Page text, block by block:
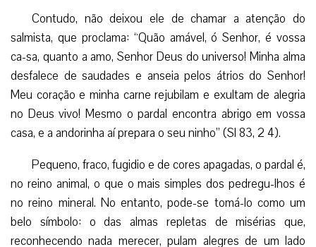
Contudo, não deixou ele de chamar a atenção do
salmista, que proclama: “Quão amável, ó Senhor, é vossa
ca-sa, quanto a amo, Senhor Deus do universo! Minha alma
desfalece de saudades e anseia pelos átrios do Senhor!
Meu coração e minha carne rejubilam e exultam de alegria
no Deus vivo! Mesmo o pardal encontra abrigo em vossa
casa, e a andorinha aí prepara o seu ninho” (Sl 83, 2 4).
Pequeno, fraco, fugidio e de cores apagadas, o pardal é,
no reino animal, o que o mais simples dos pedregu-lhos é
no reino mineral. No entanto, pode-se tomá-lo como um
belo símbolo: o das almas repletas de misérias que,
reconhecendo nada merecer, pulam alegres de um lado